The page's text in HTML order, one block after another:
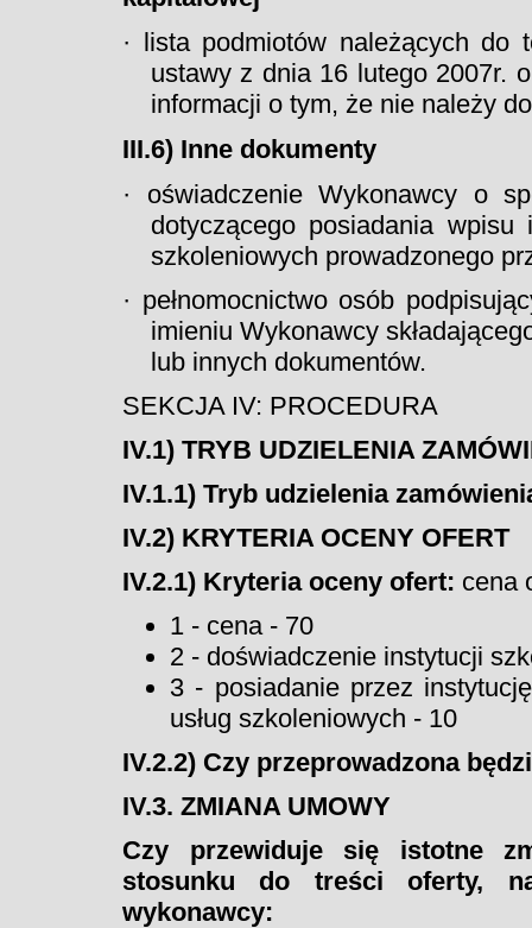
· lista podmiotów należących do
ustawy z dnia 16 lutego 2007r.
informacji o tym, że nie należy
III.6) Inne dokumenty
· oświadczenie Wykonawcy o
dotyczącego posiadania
szkoleniowych prowadzonego
· pełnomocnictwo osób
imieniu Wykonawcy
lub innych dokumentów.
SEKCJA IV: PROCEDURA
IV.1) TRYB UDZIELENIA
IV.1.1) Tryb udzielenia
IV.2) KRYTERIA OCENY OFERT
IV.2.1) Kryteria oceny ofert: cena
1 - cena - 70
2 - doświadczenie instytucji
3 - posiadanie przez
usług szkoleniowych - 10
IV.2.2) Czy przeprowadzona
IV.3. ZMIANA UMOWY
Czy przewiduje się istotne
stosunku do treści oferty,
wykonawcy: